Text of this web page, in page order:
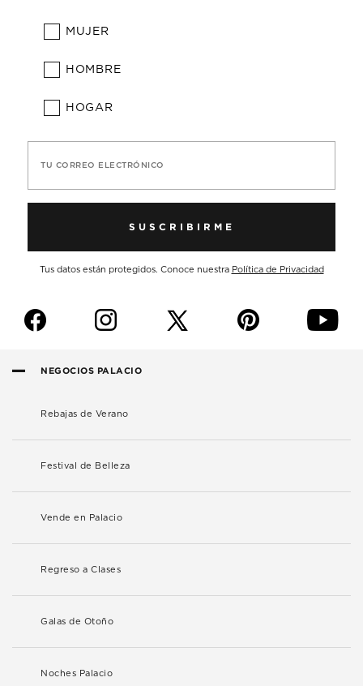
MUJER
HOMBRE
HOGAR
TU CORREO ELECTRÓNICO
SUSCRIBIRME
Tus datos están protegidos. Conoce nuestra Política de Privacidad
f i p y
NEGOCIOS PALACIO
Rebajas de Verano
Festival de Belleza
Vende en Palacio
Regreso a Clases
Galas de Otoño
Noches Palacio